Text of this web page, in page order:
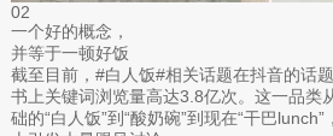
02
一个好的概念，
并等于一顿好饭
截至目前，#白人饭#相关话题在抖音的话
书上关键词浏览量高达3.8亿次。这一品类
础的“白人饭”到“酸奶碗”到现在“干巴